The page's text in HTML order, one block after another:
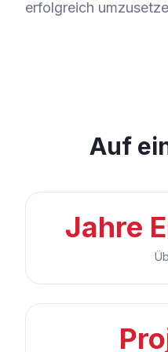
erfolgreich
Auf
Jahre